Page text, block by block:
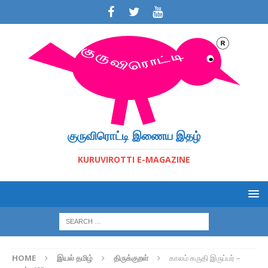
குருவிரொட்டி இணைய இதழ்
KURUVIROTTI E-MAGAZINE
HOME இயல் தமிழ் திருக்குறள்
காலம் கருதி இருப்பர் –